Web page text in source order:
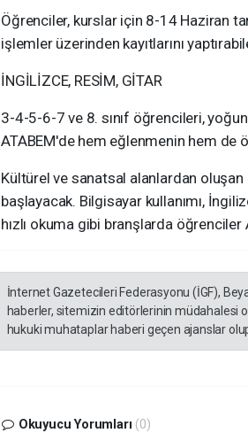
Öğrenciler, kurslar için 8-14 Haziran
işlemler üzerinden kayıtlarını
İNGİLİZCE, RESİM, GİTAR
3-4-5-6-7 ve 8. sınıf öğrencileri,
ATABEM'de hem eğlenmenin hem de
Kültürel ve sanatsal alanlardan
başlayacak. Bilgisayar kullanımı,
hızlı okuma gibi branşlarda
İnternet Gazetecileri Federasyonu (İGF),
haberler, sitemizin editörlerinin müdahalesi
hukuki muhataplar haberi geçen ajanslar
Okuyucu Yorumları (0)